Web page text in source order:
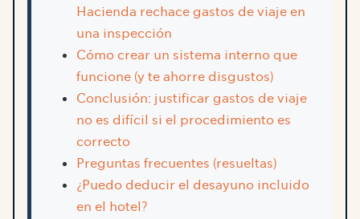
Hacienda rechace gastos de viaje en
una inspección
Cómo crear un sistema interno que
funcione (y te ahorre disgustos)
Conclusión: justificar gastos de viaje
no es difícil si el procedimiento es
correcto
Preguntas frecuentes (resueltas)
¿Puedo deducir el desayuno incluido
en el hotel?